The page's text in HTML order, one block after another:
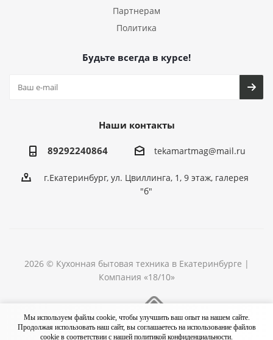
Партнерам
Политика
Будьте всегда в курсе!
Наши контакты
89292240864 tekamartmag@mail.ru
г.Екатеринбург, ул. Цвиллинга, 1, 9 этаж, галерея
"б"
2026 © Кухонная бытовая техника в Екатеринбурге |
Компания «18/10»
Мы используем файлы cookie, чтобы улучшить ваш опыт на нашем сайте.
Продолжая использовать наш сайт, вы соглашаетесь на использование файлов
cookie в соответствии с нашей политикой конфиденциальности.